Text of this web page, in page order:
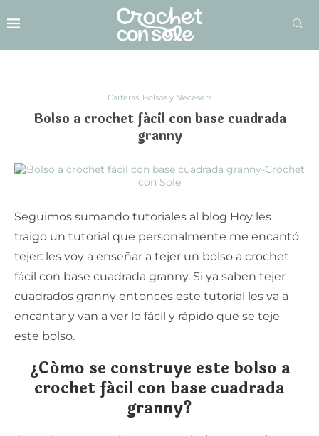
Carteras, Bolsos y Necesers
Bolso a crochet fácil con base cuadrada
granny
Seguimos sumando tutoriales al blog Hoy les
traigo un tutorial que personalmente me encantó
tejer: les voy a enseñar a tejer un bolso a crochet
fácil con base cuadrada granny. Si ya saben tejer
cuadrados granny entonces este tutorial les va a
encantar y van a ver lo fácil y rápido que se teje
este bolso.
¿Cómo se construye este bolso a
crochet fácil con base cuadrada
granny?